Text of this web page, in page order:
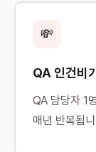
💸
QA 인건비
QA 담당자 1
매년 반복됩